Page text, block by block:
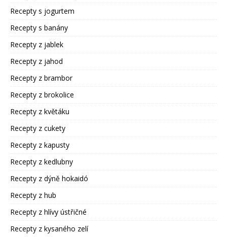
Recepty s jogurtem
Recepty s banány
Recepty z jablek
Recepty z jahod
Recepty z brambor
Recepty z brokolice
Recepty z květáku
Recepty z cukety
Recepty z kapusty
Recepty z kedlubny
Recepty z dýně hokaidó
Recepty z hub
Recepty z hlívy ústřičné
Recepty z kysaného zelí